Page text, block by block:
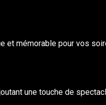
et mémorable pour vos
une touche de